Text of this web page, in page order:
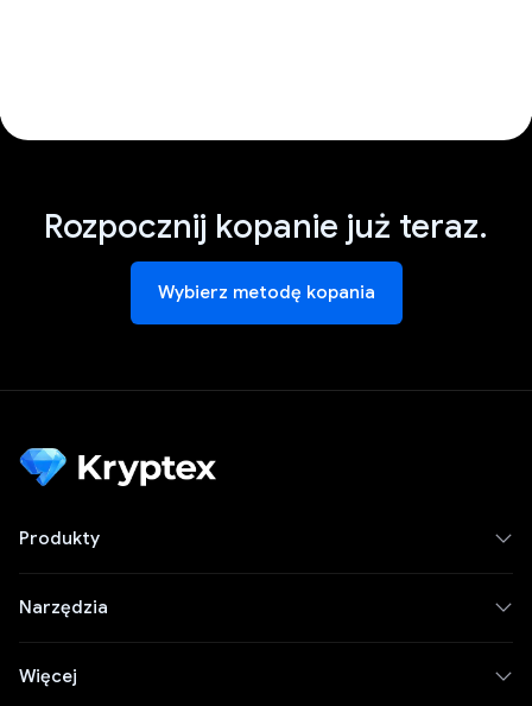
Rozpocznij kopanie już teraz.
Wybierz metodę kopania
Produkty
Narzędzia
Więcej